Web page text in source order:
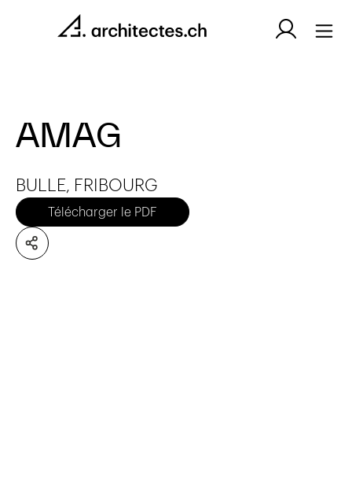
AMAG
BULLE, FRIBOURG
Télécharger le PDF